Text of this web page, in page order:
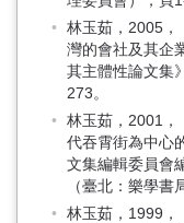
林玉茹，2005，
灣的會社及其企
其主體性論文集
273。
林玉茹，2001，
代吞霄街為中心
文集編輯委員會
（臺北：樂學書
林玉茹，1999，